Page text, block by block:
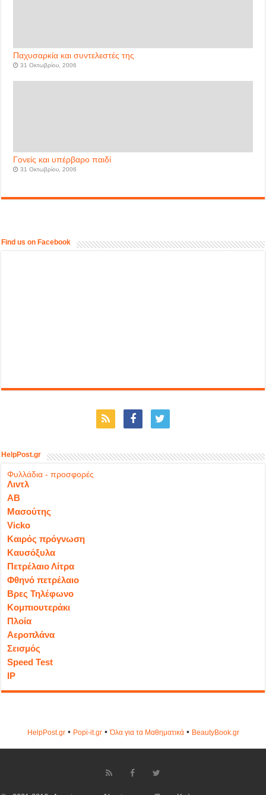
Παχυσαρκία και συντελεστές της
31 Οκτωβρίου, 2006
Γονείς και υπέρβαρο παιδί
31 Οκτωβρίου, 2006
Find us on Facebook
HelpPost.gr
Φυλλάδια - προσφορές
Λιντλ
ΑΒ
Μασούτης
Vicko
Καιρός πρόγνωση
Καυσόξυλα
Πετρέλαιο Λίτρα
Φθηνό πετρέλαιο
Βρες Τηλέφωνο
Κομπιουτεράκι
Πλοία
Αεροπλάνα
Σεισμός
Speed Test
IP
HelpPost.gr• Popi-it.gr•Όλα για τα Μαθηματικά• ΒeautyΒook.gr